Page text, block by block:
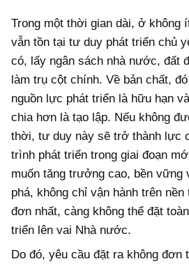
Trong một thời gian dài, ở không
vẫn tồn tại tư duy phát triển chủ
có, lấy ngân sách nhà nước, đất
làm trụ cột chính. Về bản chất,
nguồn lực phát triển là hữu hạn
chia hơn là tạo lập. Nếu không
thời, tư duy này sẽ trở thành lực
trình phát triển trong giai đoạn
muốn tăng trưởng cao, bền vững
phá, không chỉ vận hành trên
đơn nhất, càng không thể đặt
triển lên vai Nhà nước.
Do đó, yêu cầu đặt ra không đơn